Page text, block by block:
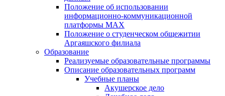
Положение об использовании
информационно-коммуникационной
платформы MAX
Положение о студенческом общежитии
Аргаяшского филиала
Образование
Реализуемые образовательные программы
Описание образовательных программ
Учебные планы
Акушерское дело